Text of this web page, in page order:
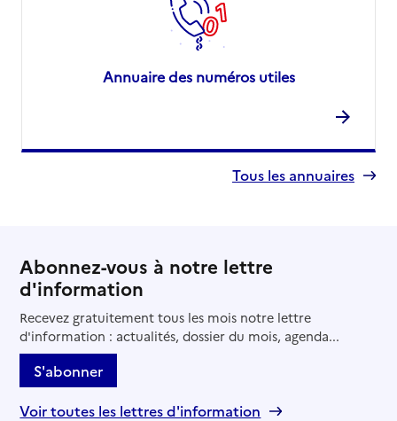
Annuaire des numéros utiles
Tous les annuaires
Abonnez-vous à notre lettre
d'information
Recevez gratuitement tous les mois notre lettre
d'information : actualités, dossier du mois, agenda...
S'abonner
Voir toutes les lettres d'information